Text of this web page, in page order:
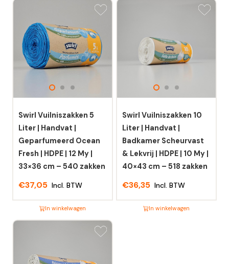
Swirl Vuilniszakken 5
Liter | Handvat |
Geparfumeerd Ocean
Fresh | HDPE | 12 My |
33×36 cm – 540 zakken
€37,05 Incl. BTW
In winkelwagen
Dit
meerdere
Swirl Vuilniszakken 10
Liter | Handvat |
Badkamer Scheurvast
& Lekvrij | HDPE | 10 My |
40×43 cm – 518 zakken
€36,35 Incl. BTW
In winkelwagen